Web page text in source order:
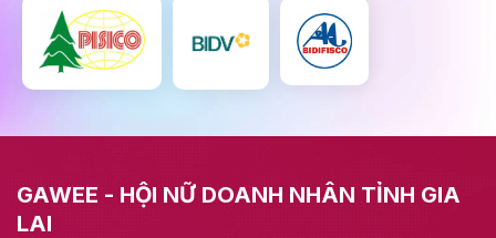
GAWEE - HỘI NỮ DOANH NHÂN TỈNH GIA
LAI